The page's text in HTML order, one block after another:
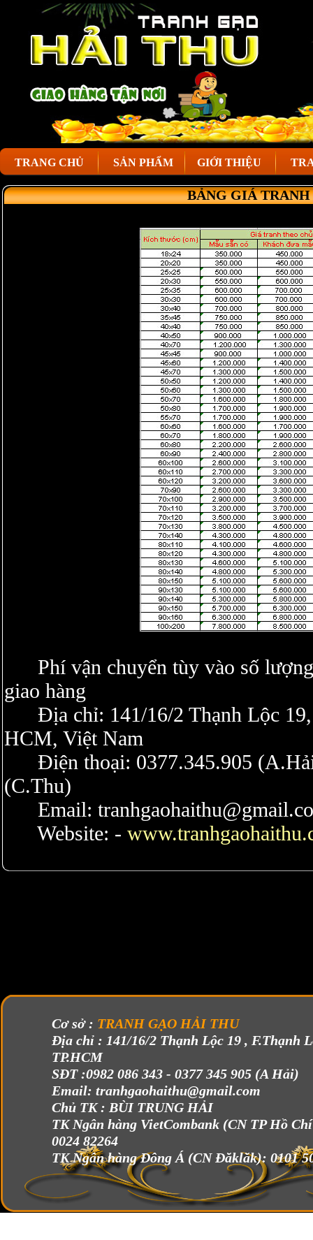
TRANG CHỦ SẢN PHẨM GIỚI THIỆU
BẢNG GIÁ
Phí vận chuyển tùy vào số lượng
giao hàng
Địa chỉ: 141/16/2 Thạnh Lộc 19,
HCM, Việt Nam
Điện thoại: 0377.345.905
(C.Thu)
Email:
Website: -
Cơ sở : TRANH GẠO HẢI THU
Địa chỉ : 141/16/2 Thạnh Lộc 19 , F.Thạnh
TP.HCM
SĐT :0982 086 343 - 0377 345 905 (A Hải)
Email: tranhgaohaithu@gmail.com
Chủ TK : BÙI TRUNG HẢI
TK Ngân hàng VietCombank (CN TP Hồ
0024 82264
TK Ngân hàng Đông Á (CN Đăklăk): 0101